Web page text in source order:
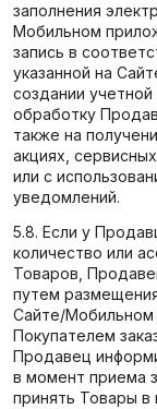
заполнения
Мобильном
запись в
указанной на
создании
обработку
также на
акциях,
или с
уведомлений.
5.8. Если у
количество или
Товаров,
путем
Сайте/
Покупателем
Продавец
в момент приема
принять Товары в